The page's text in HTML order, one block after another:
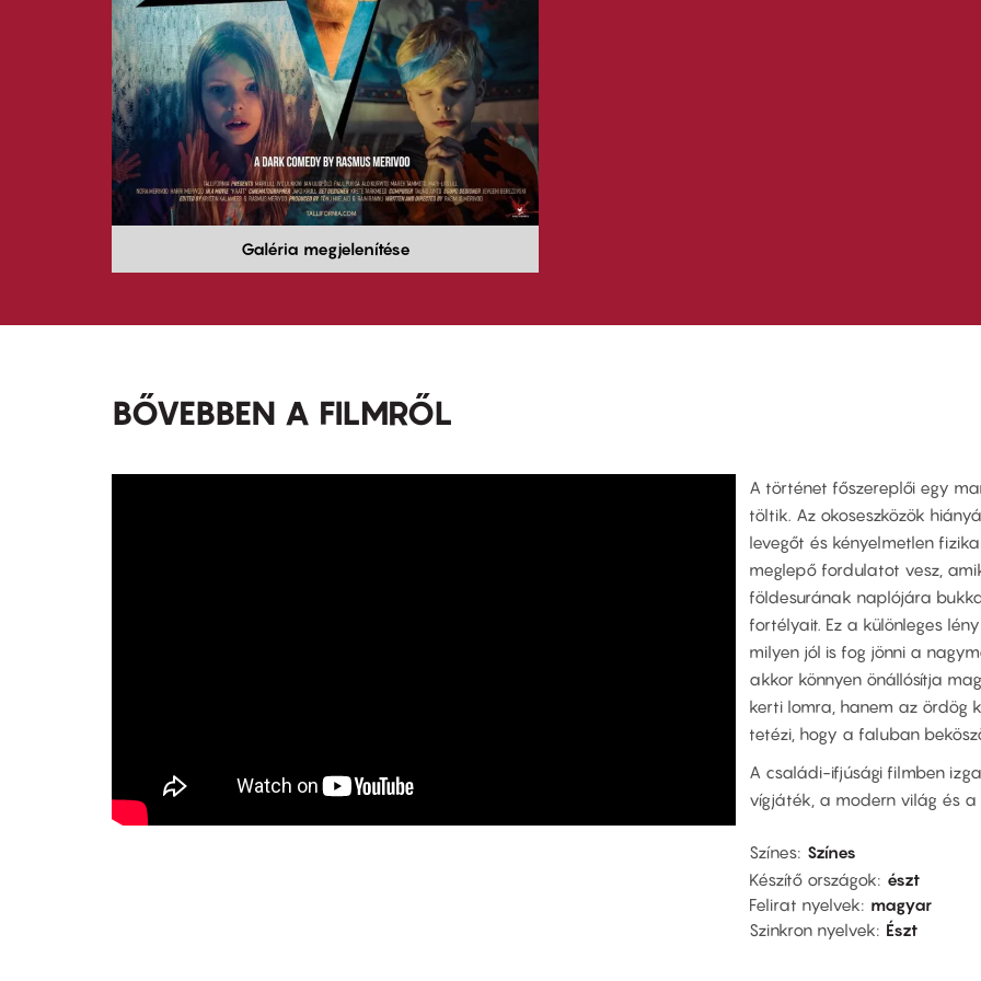
Galéria megjelenítése
BŐVEBBEN A FILMRŐL
A történet főszereplői egy
töltik. Az okoseszközök
levegőt és kényelmetlen
meglepő fordulatot vesz,
földesurának naplójára
fortélyait. Ez a különleges
milyen jól is fog jönni a
akkor könnyen önállósítja
kerti lomra, hanem az ördög
tetézi, hogy a faluban
A családi-ifjúsági filmben
vígjáték, a modern világ és a
Színes Színes
Készítő országok
észt
Felirat nyelvek
magyar
Szinkron nyelvek
Észt